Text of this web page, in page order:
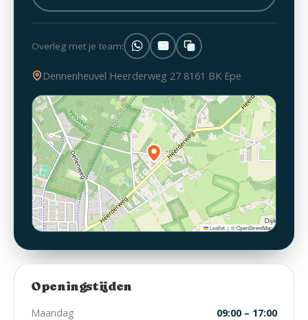
Overleg met je team:
Dennenheuvel Heerderweg 27 8161 BK Epe
Leaflet | © OpenStreetMap
Openingstijden
Maandag
09:00 – 17:00